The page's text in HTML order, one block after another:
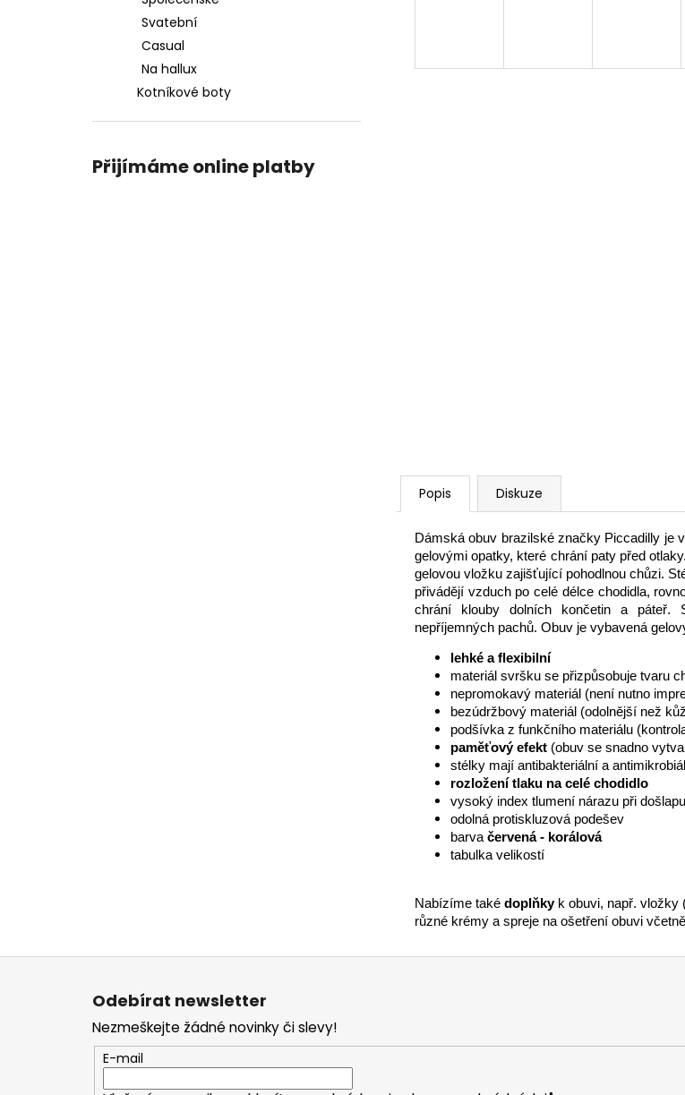
Svatební
Casual
Na hallux
Kotníkové boty
Přijímáme online platby
Popis Diskuze
Dámská obuv brazilské značky Piccadilly je
gelovými opatky, které chrání paty před
gelovou vložku zajišťující pohodlnou chůzi.
přivádějí vzduch po celé délce chodidla,
chrání klouby dolních končetin a páteř.
nepříjemných pachů. Obuv je vybavená
lehké a flexibilní
materiál svršku se přizpůsobuje tvaru
nepromokavý materiál (není nutno
bezúdržbový materiál (odolnější než
podšívka z funkčního materiálu
paměťový efekt (obuv se snadno
stélky mají antibakteriální a
rozložení tlaku na celé chodidlo
vysoký index tlumení nárazu při došlapu
odolná protiskluzová podešev
barva červená - korálová
tabulka velikostí
Nabízíme také doplňkyk obuvi, např. vložky
různé krémy a spreje na ošetření obuvi
PICCADILLY DÁMSKÉ ŽABKY 418022-6
BÍLÉ/BÉŽOVÉ
714 Kč
Původně: 1 190 Kč
Z
Odebírat newsletter
Nezmeškejte žádné novinky či slevy!
E-mail